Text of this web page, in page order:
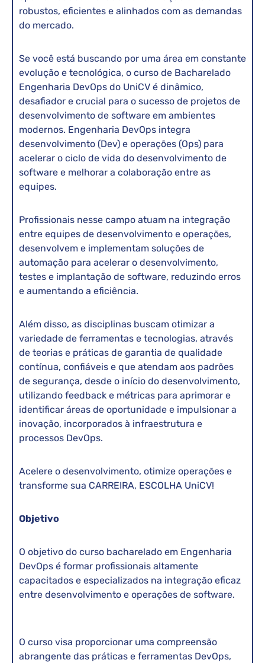
robustos, eficientes e alinhados com as demandas
do mercado.
Se você está buscando por uma área em constante
evolução e tecnológica, o curso de Bacharelado
Engenharia DevOps do UniCV é dinâmico,
desafiador e crucial para o sucesso de projetos de
desenvolvimento de software em ambientes
modernos. Engenharia DevOps integra
desenvolvimento (Dev) e operações (Ops) para
acelerar o ciclo de vida do desenvolvimento de
software e melhorar a colaboração entre as
equipes.
Profissionais nesse campo atuam na integração
entre equipes de desenvolvimento e operações,
desenvolvem e implementam soluções de
automação para acelerar o desenvolvimento,
testes e implantação de software, reduzindo erros
e aumentando a eficiência.
Além disso, as disciplinas buscam otimizar a
variedade de ferramentas e tecnologias, através
de teorias e práticas de garantia de qualidade
contínua, confiáveis e que atendam aos padrões
de segurança, desde o início do desenvolvimento,
utilizando feedback e métricas para aprimorar e
identificar áreas de oportunidade e impulsionar a
inovação, incorporados à infraestrutura e
processos DevOps.
Acelere o desenvolvimento, otimize operações e
transforme sua CARREIRA, ESCOLHA UniCV!
Objetivo
O objetivo do curso bacharelado em Engenharia
DevOps é formar profissionais altamente
capacitados e especializados na integração eficaz
entre desenvolvimento e operações de software.
O curso visa proporcionar uma compreensão
abrangente das práticas e ferramentas DevOps,